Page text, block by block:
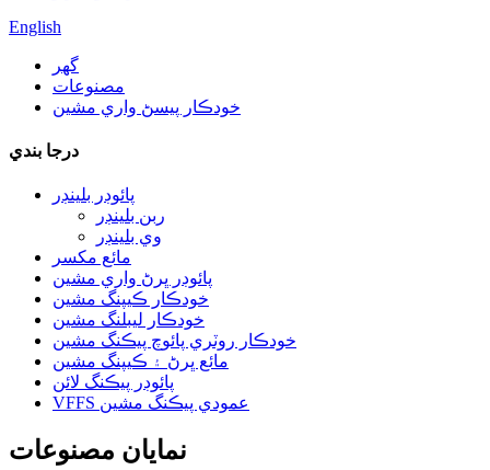
English
گھر
مصنوعات
خودڪار پيسڻ واري مشين
درجا بندي
پائوڊر بلينڊر
ربن بلينڊر
وي بلينڊر
مائع مکسر
پائوڊر ڀرڻ واري مشين
خودڪار ڪيپنگ مشين
خودڪار ليبلنگ مشين
خودڪار روٽري پائوچ پيڪنگ مشين
مائع ڀرڻ ۽ ڪيپنگ مشين
پائوڊر پيڪنگ لائن
VFFS عمودي پيڪنگ مشين
نمايان مصنوعات